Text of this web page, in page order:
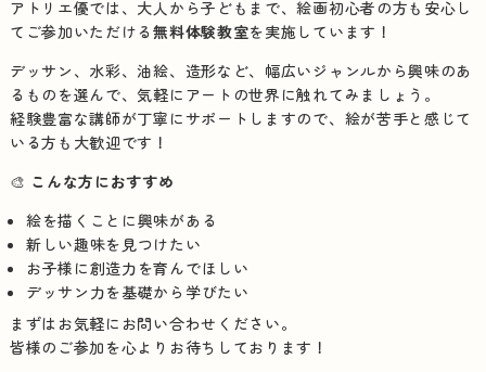
アトリエ優では、大人から子どもまで、絵画初心者の方も安心し
てご参加いただける無料体験教室を実施しています！
デッサン、水彩、油絵、造形など、幅広いジャンルから興味のあ
るものを選んで、気軽にアートの世界に触れてみましょう。
経験豊富な講師が丁寧にサポートしますので、絵が苦手と感じて
いる方も大歓迎です！
🎨 こんな方におすすめ
絵を描くことに興味がある
新しい趣味を見つけたい
お子様に創造力を育んでほしい
デッサン力を基礎から学びたい
まずはお気軽にお問い合わせください。
皆様のご参加を心よりお待ちしております！